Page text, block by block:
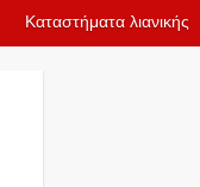
Καταστήματα λιανικής